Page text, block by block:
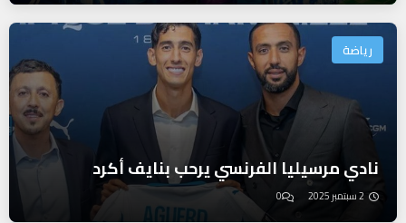
رياضة
نادي مرسيليا الفرنسي يرحب بنايف أكرد
2 سبتمبر 2025 0